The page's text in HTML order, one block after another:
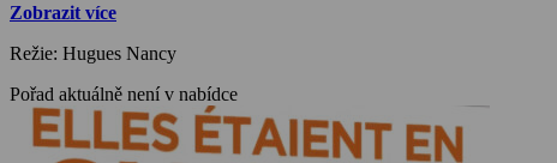
Zobrazit více
Režie: Hugues Nancy
Pořad aktuálně není v nabídce